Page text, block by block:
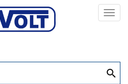
search